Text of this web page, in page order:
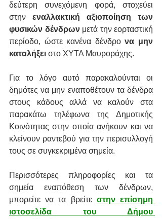
δεύτερη συνεχόμενη φορά, στοχεύει
στην εναλλακτική αξιοποίηση των
φυσικών δένδρων μετά την εορταστική
περίοδο, ώστε κανένα δένδρο να μην
καταλήξει στο ΧΥΤΑ Μαυροράχης.
Για το λόγο αυτό παρακαλούνται οι
δημότες να μην εναποθέτουν τα δένδρα
στους κάδους αλλά να καλούν στα
παρακάτω τηλέφωνα της Δημοτικής
Κοινότητας στην οποία ανήκουν και να
κλείνουν ραντεβού για την περισυλλογή
τους σε συγκεκριμένα σημεία.
Περισσότερες πληροφορίες και τα
σημεία εναπόθεση των δένδρων,
μπορείτε να τα βρείτε στην επίσημη
ιστοσελίδα του Δήμου